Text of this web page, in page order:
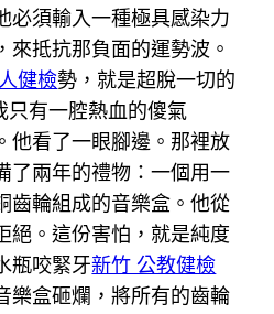
必須輸入一種極具感染力
來抵抗那負面的運勢波。
健檢勢，就是超脫一切的
有一腔熱血的傻氣
他看了一眼腳邊。那裡放
了兩年的禮物：一個用一
齒輪組成的音樂盒。他從
絕。這份害怕，就是純度
瓶咬緊牙新竹 公教健檢
樂盒砸爛，將所有的齒輪